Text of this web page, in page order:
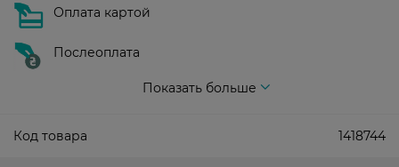
Оплата картой
Послеоплата
Показать больше
Код товара 1418744